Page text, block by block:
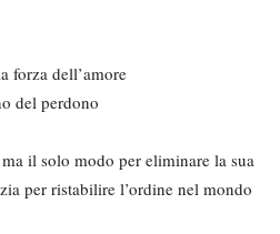
forza dell’amore
del perdono
il solo modo per eliminare la sua
per ristabilire l’ordine nel mondo